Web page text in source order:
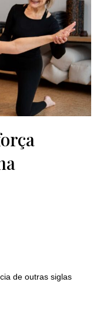
de outras siglas